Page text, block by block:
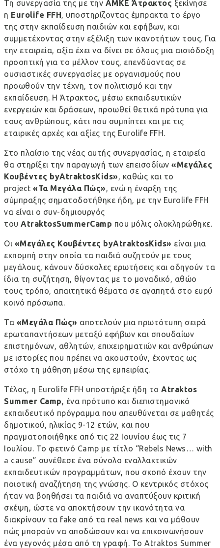
Τη συνεργασία της με την ΑΜΚΕ Άτρακτος ξεκίνησε
η Eurolife FFH, υποστηρίζοντας έμπρακτα το έργο
της στην εκπαίδευση παιδιών και εφήβων, και
συμμετέχοντας στην εξέλιξη των ικανοτήτων τους. Για
την εταιρεία, αξία έχει να δίνει σε όλους μια αισιόδοξη
προοπτική για το μέλλον τους, επενδύοντας σε
ουσιαστικές συνεργασίες με οργανισμούς που
προωθούν την τέχνη, τον πολιτισμό και την
εκπαίδευση. Η Άτρακτος, μέσω εκπαιδευτικών
ενεργειών και δράσεων, προωθεί θετικά πρότυπα για
τους ανθρώπους, κάτι που συμπίπτει και με τις
εταιρικές αρχές και αξίες της Eurolife FFH.
Στο πλαίσιο της νέας αυτής συνεργασίας, η εταιρεία
θα στηρίξει την παραγωγή των επεισοδίων «Μεγάλες
Κουβέντες byAtraktosKids», καθώς και το
project «Τα Μεγάλα Πώς», ενώ η έναρξη της
σύμπραξης σηματοδοτήθηκε ήδη, με την Eurolife FFH
να είναι ο συν-δημιουργός
του AtraktosSummerCamp που μόλις ολοκληρώθηκε.
Οι «Μεγάλες Κουβέντες byAtraktosKids» είναι μια
εκπομπή στην οποία τα παιδιά συζητούν με τους
μεγάλους, κάνουν δύσκολες ερωτήσεις και οδηγούν τα
ίδια τη συζήτηση, θίγοντας με το μοναδικό, αθώο
τους τρόπο, απαιτητικά θέματα σε αγαπητά στο ευρύ
κοινό πρόσωπα.
Τα «Μεγάλα Πώς» αποτελούν μια πρωτότυπη σειρά
ερωταπαντήσεων μεταξύ εφήβων και σπουδαίων
επιστημόνων, αθλητών, επιχειρηματιών και ανθρώπων
με ιστορίες που πρέπει να ακουστούν, έχοντας ως
στόχο τη μάθηση μέσω της εμπειρίας.
Τέλος, η Eurolife FFH υποστήριξε ήδη το Atraktos
Summer Camp, ένα πρότυπο και διεπιστημονικό
εκπαιδευτικό πρόγραμμα που απευθύνεται σε μαθητές
δημοτικού, ηλικίας 9-12 ετών, και που
πραγματοποιήθηκε από τις 22 Ιουνίου έως τις 7
Ιουλίου. Το φετινό Camp με τίτλο “Rebels News… with
a cause” συνέθεσε ένα σύνολο εναλλακτικών
εκπαιδευτικών προγραμμάτων, που σκοπό έχουν την
ποιοτική αναζήτηση της γνώσης. O κεντρικός στόχος
ήταν να βοηθήσει τα παιδιά να αναπτύξουν κριτική
σκέψη, ώστε να αποκτήσουν την ικανότητα να
διακρίνουν τα fake από τα real news και να μάθουν
πώς μπορούν να αποδώσουν και να επικοινωνήσουν
ένα γεγονός μέσα από τη γραφή. To Atraktos Summer